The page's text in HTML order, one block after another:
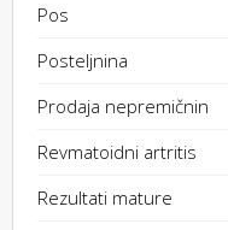
Pos
Posteljnina
Prodaja nepremičnin
Revmatoidni artritis
Rezultati mature